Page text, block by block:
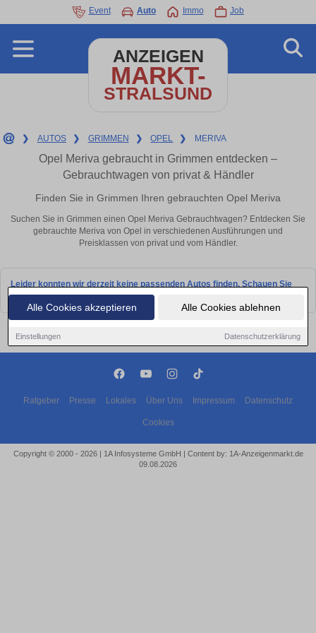
Alle Cookies akzeptieren Alle Cookies ablehnen
Einstellungen Datenschutzerklärung
Event Auto Immo Job
ANZEIGEN
MARKT-
STRALSUND
❯ AUTOS ❯ GRIMMEN ❯ OPEL ❯ MERIVA
Opel Meriva gebraucht in Grimmen entdecken –
Gebrauchtwagen von privat & Händler
Finden Sie in Grimmen Ihren gebrauchten Opel Meriva
Suchen Sie in Grimmen einen Opel Meriva Gebrauchtwagen? Entdecken Sie
gebrauchte Meriva von Opel in verschiedenen Ausführungen und
Preisklassen von privat und vom Händler.
Leider konnten wir derzeit keine passenden Autos finden. Schauen Sie
bald wieder vorbei!
Ratgeber Presse Lokales Über Uns Impressum Datenschutz
Cookies
Copyright © 2000 - 2026 | 1A Infosysteme GmbH | Content by: 1A-Anzeigenmarkt.de
09.08.2026